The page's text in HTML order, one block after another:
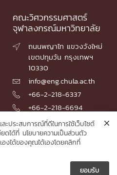
คณะวิศวกรรมศาสตร์
จุฬาลงกรณ์มหาวิทยาลัย

ถนนพญาไท แขวงวังใหม่
เขตปทุมวัน กรุงเทพฯ
10330
 info@eng.chula.ac.th
 +66-2-218-6337
 +66-2-218-6694
Chulalongkorn University
ประสบการณ์ที่ดีในการใช้เว็บไซต์
ดได้ที่ นโยบายความเป็นส่วนตัว
องได้ของคุณได้เองโดยคลิกที่
ยอมรับ